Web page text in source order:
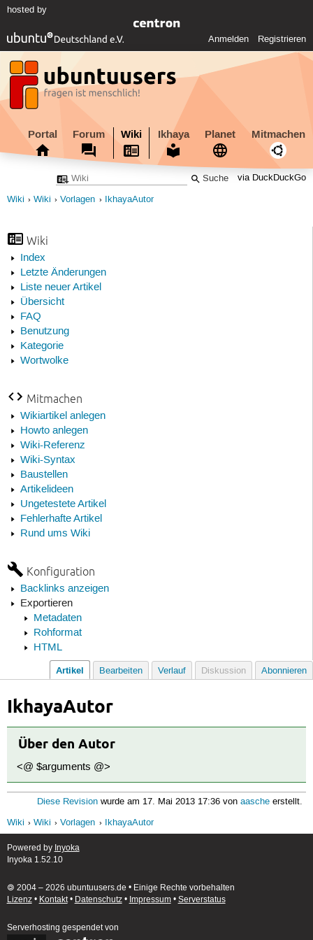
hosted by
Anmelden Registrieren
Portal Forum Wiki Ikhaya Planet Mitmachen
via DuckDuckGo
Wiki Wiki Vorlagen IkhayaAutor
Wiki
Index
Letzte Änderungen
Liste neuer Artikel
Übersicht
FAQ
Benutzung
Kategorie
Wortwolke
Mitmachen
Wikiartikel anlegen
Howto anlegen
Wiki-Referenz
Wiki-Syntax
Baustellen
Artikelideen
Ungetestete Artikel
Fehlerhafte Artikel
Rund ums Wiki
Konfiguration
Backlinks anzeigen
Exportieren
Metadaten
Rohformat
HTML
Artikel Bearbeiten Verlauf Diskussion Abonnieren
IkhayaAutor
Über den Autor
<@ $arguments @>
Diese Revision wurde am 17. Mai 2013 17:36 vonaasche erstellt.
Wiki
Wiki Vorlagen IkhayaAutor
Powered by Inyoka
Inyoka 1.52.10
🄯 2004 – 2026 ubuntuusers.de • Einige Rechte vorbehalten
Lizenz• Kontakt• Datenschutz• Impressum• Serverstatus
Serverhosting gespendet von